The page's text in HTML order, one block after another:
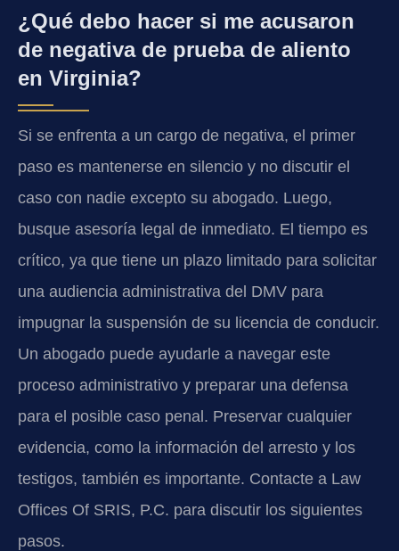
¿Qué debo hacer si me acusaron
de negativa de prueba de aliento
en Virginia?
Si se enfrenta a un cargo de negativa, el primer
paso es mantenerse en silencio y no discutir el
caso con nadie excepto su abogado. Luego,
busque asesoría legal de inmediato. El tiempo es
crítico, ya que tiene un plazo limitado para solicitar
una audiencia administrativa del DMV para
impugnar la suspensión de su licencia de conducir.
Un abogado puede ayudarle a navegar este
proceso administrativo y preparar una defensa
para el posible caso penal. Preservar cualquier
evidencia, como la información del arresto y los
testigos, también es importante. Contacte a Law
Offices Of SRIS, P.C. para discutir los siguientes
pasos.